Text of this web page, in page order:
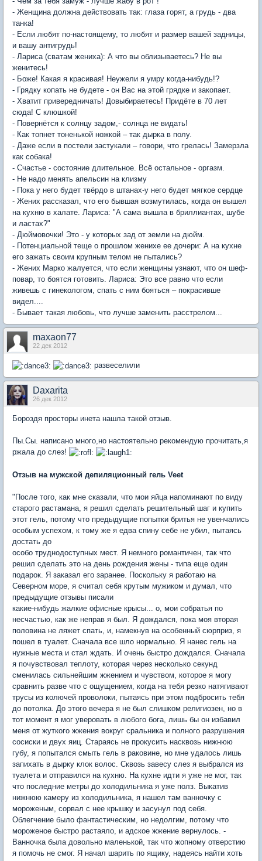
- Женщина должна действовать так: глаза горят, а грудь - два
танка!
- Если любят по-настоящему, то любят и размер вашей задницы,
и вашу антигрудь!
- Лариса (сватам жениха): А что вы облизываетесь? Не вы
женитесь!
- Боже! Какая я красивая! Неужели я умру когда-нибудь!?
- Грядку копать не будете - он Вас на этой грядке и закопает.
- Хватит привередничать! Довыбираетесь! Придёте в 70 лет
сюда! С клюшкой!
- Повернётся к солнцу задом,- солнца не видать!
- Как топнет тоненькой ножкой – так дырка в полу.
- Даже если в постели застукали – говори, что грелась! Замерзла
как собака!
- Счастье - состояние длительное. Всё остальное - оргазм.
- Не надо менять апельсин на клизму
- Пока у него будет твёрдо в штанах-у него будет мягкое сердце
- Жених рассказал, что его бывшая возмутилась, когда он вышел
на кухню в халате. Лариса: "А сама вышла в бриллиантах, шубе
и ластах?"
- Дюймовочки! Это - у которых зад от земли на дюйм.
- Потенциальной теще о прошлом женихе ее дочери: А на кухне
его зажать своим крупным телом не пытались?
- Жених Марко жалуется, что если женщины узнают, что он шеф-
повар, то боятся готовить. Лариса: Это все равно что если
живешь с гинекологом, спать с ним бояться – покрасивше
видел....
- Бывает такая любовь, что лучше заменить расстрелом...
maxaon77
22 дек 2012
развеселили
Daxarita
26 дек 2012
Бороздя просторы инета нашла такой отзыв.
Пы.Сы. написано много,но настоятельно рекомендую прочитать,я
ржала до слез!
Отзыв на мужской депиляционный гель Veet
"После того, как мне сказали, что мои яйца напоминают по виду
старого растамана, я решил сделать решительный шаг и купить
этот гель, потому что предыдущие попытки бритья не увенчались
особым успехом, к тому же я едва спину себе не убил, пытаясь
достать до
особо труднодоступных мест. Я немного романтичен, так что
решил сделать это на день рождения жены - типа еще один
подарок. Я заказал его заранее. Поскольку я работаю на
Северном море, я считал себя крутым мужиком и думал, что
предыдущие отзывы писали
какие-нибудь жалкие офисные крысы... о, мои собратья по
несчастью, как же неправ я был. Я дождался, пока моя вторая
половина не ляжет спать, и, намекнув на особенный сюрприз, я
пошел в туалет. Сначала все шло нормально. Я нанес гель на
нужные места и стал ждать. И очень быстро дождался. Сначала
я почувствовал теплоту, которая через несколько секунд
сменилась сильнейшим жжением и чувством, которое я могу
сравнить разве что с ощущением, когда на тебя резко натягивают
трусы из колючей проволоки, пытаясь при этом подбросить тебя
до потолка. До этого вечера я не был слишком религиозен, но в
тот момент я мог уверовать в любого бога, лишь бы он избавил
меня от жуткого жжения вокруг сральника и полного разрушения
сосиски и двух яиц. Стараясь не прокусить насквозь нижнюю
губу, я попытался смыть гель в раковине, но мне удалось лишь
запихать в дырку клок волос. Сквозь завесу слез я выбрался из
туалета и отправился на кухню. На кухне идти я уже не мог, так
что последние метры до холодильника я уже полз. Выкатив
нижнюю камеру из холодильника, я нашел там ванночку с
мороженым, сорвал с нее крышку и засунул под себя.
Облегчение было фантастическим, но недолгим, потому что
мороженое быстро растаяло, и адское жжение вернулось. -
Ванночка была довольно маленькой, так что жопному отверстию
я помочь не смог. Я начал шарить по ящику, надеясь найти хоть